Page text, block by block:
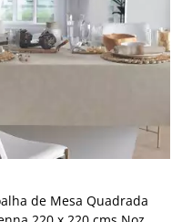
de Mesa Quadrada